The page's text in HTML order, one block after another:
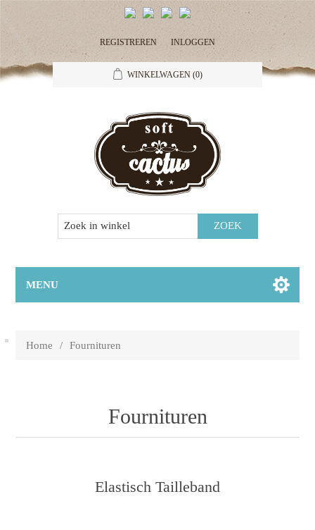
REGISTREREN INLOGGEN
WINKELWAGEN (0)
MENU
Home / Fournituren
Fournituren
Elastisch Tailleband